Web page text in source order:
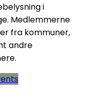
i
Medlemmerne
fra kommuner,
andre